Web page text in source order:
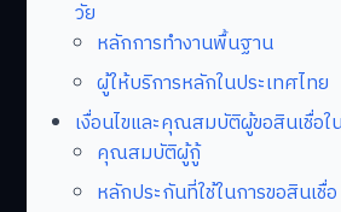
วัย
หลักการทำงานพื้นฐาน
ผู้ให้บริการหลักในประเทศไทย
เงื่อนไขและคุณสมบัติผู้ขอสินเชื่อใ
คุณสมบัติผู้กู้
หลักประกันที่ใช้ในการขอสินเชื่อ